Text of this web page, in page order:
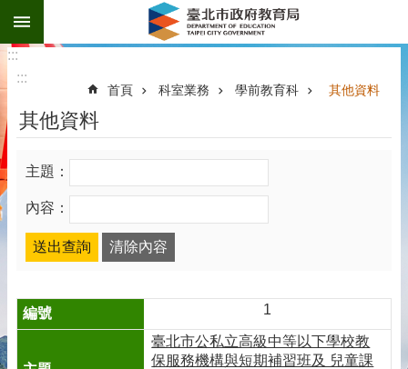
跳到主要內容區塊
:::
:::
首頁 科室業務 學前教育科 其他資料
其他資料
主題：
內容：
1
臺北市公私立高級中等以下學校教
保服務機構與短期補習班及 兒童課